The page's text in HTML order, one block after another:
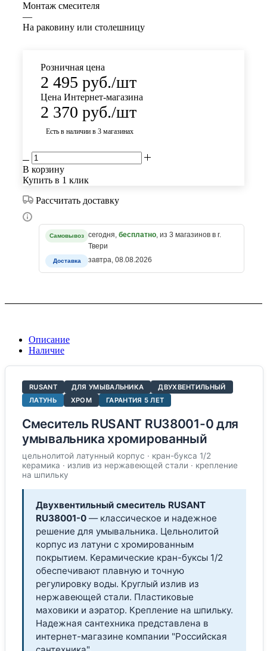
Монтаж смесителя
—
На раковину или столешницу
Розничная цена
2 495 руб./шт
Цена Интернет-магазина
2 370 руб./шт
Есть в наличии в 3 магазинах
В корзину
Купить в 1 клик
Рассчитать доставку
Самовывоз сегодня, бесплатно, из 3 магазинов в г.
Твери
Доставка завтра, 08.08.2026
Описание
Наличие
RUSANT ДЛЯ УМЫВАЛЬНИКА
ДВУХВЕНТИЛЬНЫЙ
ЛАТУНЬ
ХРОМ ГАРАНТИЯ 5 ЛЕТ
Смеситель RUSANT RU38001-0 для
умывальника хромированный
цельнолитой латунный корпус · кран-букса 1/2
керамика · излив из нержавеющей стали · крепление
на шпильку
Двухвентильный смеситель RUSANT
RU38001-0 — классическое и надежное
решение для умывальника. Цельнолитой
корпус из латуни с хромированным
покрытием. Керамические кран-буксы 1/2
обеспечивают плавную и точную
регулировку воды. Круглый излив из
нержавеющей стали. Пластиковые
маховики и аэратор. Крепление на шпильку.
Надежная сантехника представлена в
интернет-магазине компании "Российская